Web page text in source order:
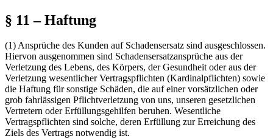
§ 11 – Haftung
(1)Ansprüche des Kunden auf Schadensersatz sind ausgeschlossen.
Hiervon ausgenommen sind Schadensersatzansprüche aus der
Verletzung des Lebens, des Körpers, der Gesundheit oder aus der
Verletzung wesentlicher Vertragspflichten (Kardinalpflichten) sowie
die Haftung für sonstige Schäden, die auf einer vorsätzlichen oder
grob fahrlässigen Pflichtverletzung von uns, unseren gesetzlichen
Vertretern oder Erfüllungsgehilfen beruhen. Wesentliche
Vertragspflichten sind solche, deren Erfüllung zur Erreichung des
Ziels des Vertrags notwendig ist.